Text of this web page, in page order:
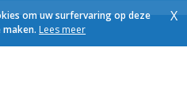
om uw surfervaring op deze
Lees meer
X